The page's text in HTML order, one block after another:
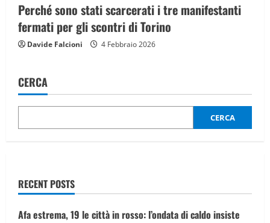
Perché sono stati scarcerati i tre manifestanti
fermati per gli scontri di Torino
Davide Falcioni 4 Febbraio 2026
CERCA
CERCA
RECENT POSTS
Afa estrema, 19 le città in rosso: l’ondata di caldo insiste